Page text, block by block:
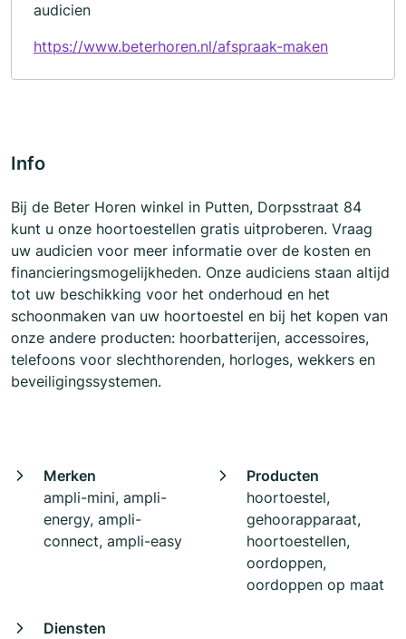
audicien
https://www.beterhoren.nl/afspraak-maken
Info
Bij de Beter Horen winkel in Putten, Dorpsstraat 84
kunt u onze hoortoestellen gratis uitproberen. Vraag
uw audicien voor meer informatie over de kosten en
financieringsmogelijkheden. Onze audiciens staan altijd
tot uw beschikking voor het onderhoud en het
schoonmaken van uw hoortoestel en bij het kopen van
onze andere producten: hoorbatterijen, accessoires,
telefoons voor slechthorenden, horloges, wekkers en
beveiligingssystemen.
Merken
ampli-mini, ampli-
energy, ampli-
connect, ampli-easy
Producten
hoortoestel,
gehoorapparaat,
hoortoestellen,
oordoppen,
oordoppen op maat
Diensten